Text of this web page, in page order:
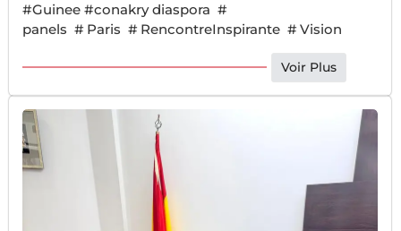
#Guinee #conakry diaspora #
panels # Paris # RencontreInspirante # Vision
Voir Plus